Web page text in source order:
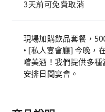
3天前可免費取消
現場加購飲品套餐，
• [私人宴會廳] 今晚，
嚐美酒！我們提供多
安排日間宴會。